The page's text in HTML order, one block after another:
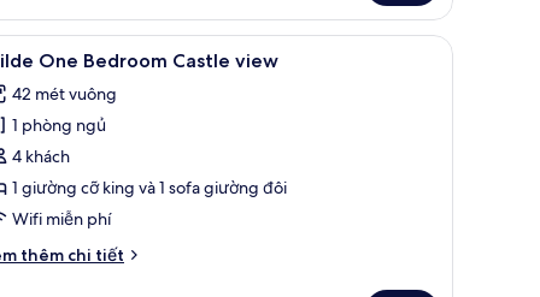
| TV màn hình phẳng 42-inch có truyền hình kỹ thuật số
Minibar, phòng cách âm, bàn ủi/dụng cụ ủi
10 One Bedroom Castle view
42 mét vuông
1 phòng ngủ
4 khách
1 giường cỡ king và 1 sofa giường đôi
Wifi miễn phí
thêm chi tiết